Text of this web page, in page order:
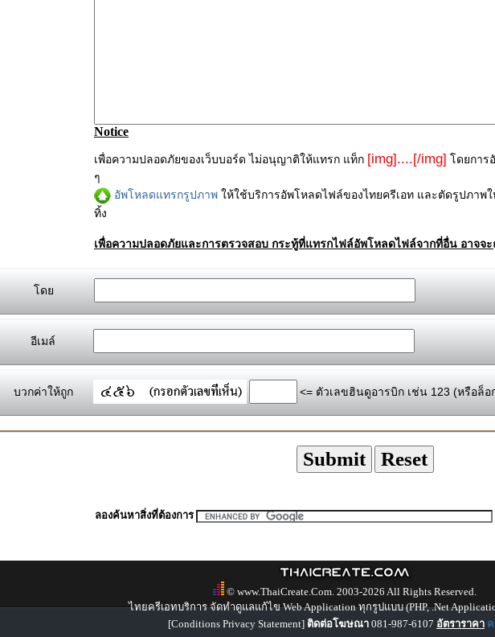
Notice
เพื่อความปลอดภัยของเว็บบอร์ด ไม่อนุญาติให้แทรก แท็ก [img]....[/img] โดยการ
ๆ
อัพโหลดแทรกรูปภาพ ให้ใช้บริการอัพโหลดไฟล์ของไทยครีเอท และตัดรูปภาพ
ทิ้ง
เพื่อความปลอดภัยและการตรวจสอบ กระทู้ที่แทรกไฟล์อัพโหลดไฟล์จากที่อื่น อาจจ
โดย
อีเมล์
บวกค่าให้ถูก <= ตัวเลขฮินดูอารบิก เช่น 123 (หรือล็
ลองค้นหาสิ่งที่ต้องการ
© www.ThaiCreate.Com. 2003-2026 All Rights Reserved.
ไทยครีเอทบริการ จัดทำดูแลแก้ไข Web Application ทุกรูปแบบ (PHP, .Net
[Conditions Privacy Statement] ติดต่อโฆษณา 081-987-6107 อัตราราคา